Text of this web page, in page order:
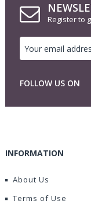
Register to
FOLLOW US ON
INFORMATION
About Us
Terms of Use